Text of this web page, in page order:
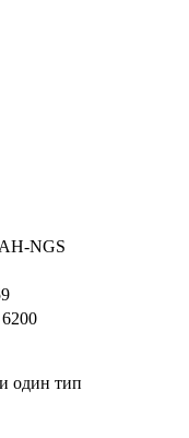
NGS
один тип